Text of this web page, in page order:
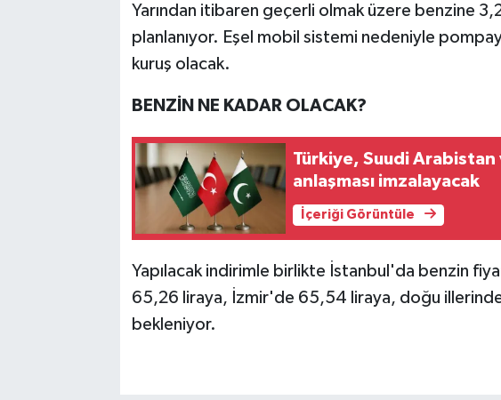
Yarından itibaren geçerli olmak üzere benzine
planlanıyor. Eşel mobil sistemi nedeniyle
kuruş olacak.
BENZİN NE KADAR OLACAK?
Türkiye, Suudi Arabistan
anlaşması imzalayacak
İçeriği Görüntüle
Yapılacak indirimle birlikte İstanbul'da benzin
65,26 liraya, İzmir'de 65,54 liraya, doğu
bekleniyor.